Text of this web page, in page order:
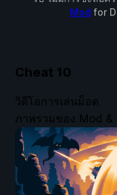
Mod for
Cheat 10
วิดีโอการเล่นม็อด
ภาพรวมของ Mod &